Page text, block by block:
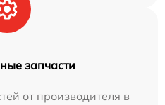
запчасти
от производителя в